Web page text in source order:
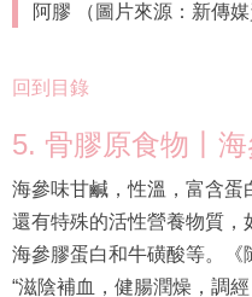
阿膠 （圖片來源：新傳媒
回到目錄
5. 骨膠原食物丨
海參味甘鹹，性溫，富含蛋
還有特殊的活性營養物質，
海參膠蛋白和牛磺酸等。
“滋陰補血，健腸潤燥，調